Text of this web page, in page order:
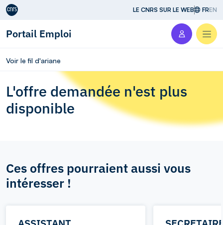
Aller au contenu LE CNRS SUR LE WEB FREN
Portail Emploi
Voir le fil d'ariane
L'offre demandée n'est plus
disponible
Ces offres pourraient aussi vous
intéresser !